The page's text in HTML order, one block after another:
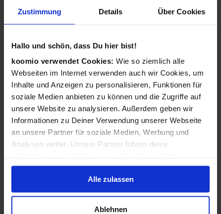
Zustimmung Details Über Cookies
Hallo und schön, dass Du hier bist!
koomio verwendet Cookies: Wie so ziemlich alle
Webseiten im Internet verwenden auch wir Cookies, um
Inhalte und Anzeigen zu personalisieren, Funktionen für
soziale Medien anbieten zu können und die Zugriffe auf
unsere Website zu analysieren. Außerdem geben wir
Informationen zu Deiner Verwendung unserer Webseite
an unsere Partner für soziale Medien, Werbung und
Analysen weiter. Unsere Partner führen diese
zusammen, die Du ihnen bereitgestellt hast oder die sie
im Rahmen Deiner Nutzung der Dienste gesammelt
haben.
Alle zulassen
Ablehnen
Wie funktioniert koomio?
Geschäftsinformationen vervollständigen, Angebote
Wir kümmern uns dann darum, dass Ihre Informationen
zu Ihren Kunden gelangen: Auf der koomio-Webseite, in
unseren Apps und in Suchmaschinen - daheim auf der
Couch und unterwegs auf dem Smartphone!
Ist koomio für alle Unternehmen gedacht?
Ja! koomio hilft deminhabergeführten Einzelhandel
genauso wie einerlandesweiten Handelskette
reinenDienstleister.